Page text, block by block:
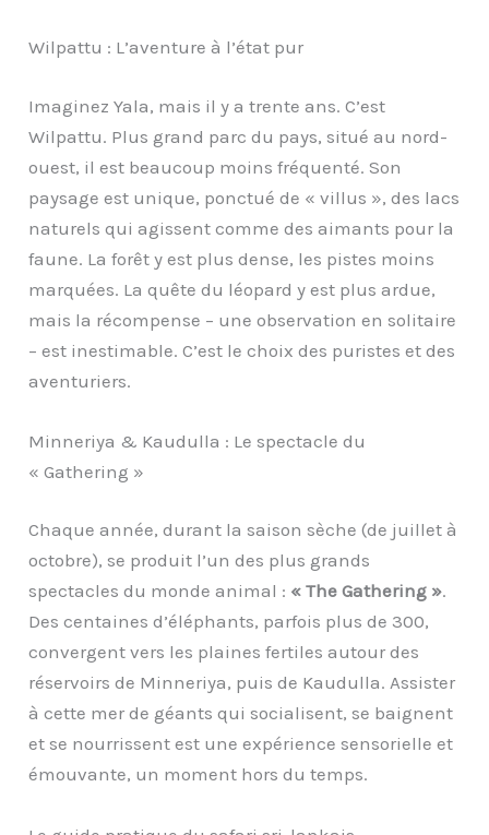
Wilpattu : L’aventure à l’état pur
Imaginez Yala, mais il y a trente ans. C’est
Wilpattu. Plus grand parc du pays, situé au nord-
ouest, il est beaucoup moins fréquenté. Son
paysage est unique, ponctué de « villus », des lacs
naturels qui agissent comme des aimants pour la
faune. La forêt y est plus dense, les pistes moins
marquées. La quête du léopard y est plus ardue,
mais la récompense – une observation en solitaire
– est inestimable. C’est le choix des puristes et des
aventuriers.
Minneriya & Kaudulla : Le spectacle du
« Gathering »
Chaque année, durant la saison sèche (de juillet à
octobre), se produit l’un des plus grands
spectacles du monde animal : « The Gathering ».
Des centaines d’éléphants, parfois plus de 300,
convergent vers les plaines fertiles autour des
réservoirs de Minneriya, puis de Kaudulla. Assister
à cette mer de géants qui socialisent, se baignent
et se nourrissent est une expérience sensorielle et
émouvante, un moment hors du temps.